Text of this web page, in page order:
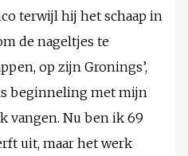
terwijl hij het schaap in
de nageltjes te
op zijn Gronings’,
beginneling met mijn
vangen. Nu ben ik 69
uit, maar het werk